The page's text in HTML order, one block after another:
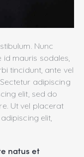
Nunc
id mauris sodales,
tincidunt, ante vel
adipiscing
elit, sed do
Ut vel placerat
elit,
natus et